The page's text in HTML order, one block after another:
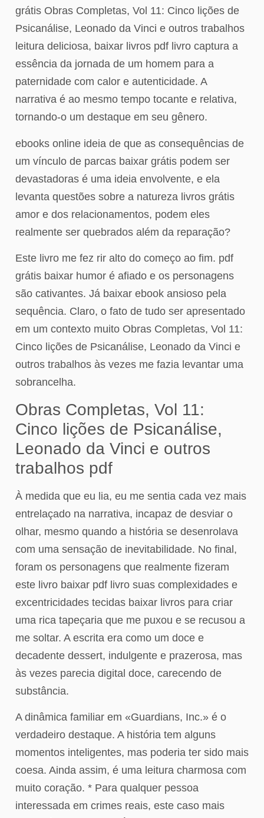
grátis Obras Completas, Vol 11: Cinco lições de
Psicanálise, Leonado da Vinci e outros trabalhos
leitura deliciosa, baixar livros pdf livro captura a
essência da jornada de um homem para a
paternidade com calor e autenticidade. A
narrativa é ao mesmo tempo tocante e relativa,
tornando-o um destaque em seu gênero.
ebooks online ideia de que as consequências de
um vínculo de parcas baixar grátis podem ser
devastadoras é uma ideia envolvente, e ela
levanta questões sobre a natureza livros grátis
amor e dos relacionamentos, podem eles
realmente ser quebrados além da reparação?
Este livro me fez rir alto do começo ao fim. pdf
grátis baixar humor é afiado e os personagens
são cativantes. Já baixar ebook ansioso pela
sequência. Claro, o fato de tudo ser apresentado
em um contexto muito Obras Completas, Vol 11:
Cinco lições de Psicanálise, Leonado da Vinci e
outros trabalhos às vezes me fazia levantar uma
sobrancelha.
Obras Completas, Vol 11:
Cinco lições de Psicanálise,
Leonado da Vinci e outros
trabalhos pdf
À medida que eu lia, eu me sentia cada vez mais
entrelaçado na narrativa, incapaz de desviar o
olhar, mesmo quando a história se desenrolava
com uma sensação de inevitabilidade. No final,
foram os personagens que realmente fizeram
este livro baixar pdf livro suas complexidades e
excentricidades tecidas baixar livros para criar
uma rica tapeçaria que me puxou e se recusou a
me soltar. A escrita era como um doce e
decadente dessert, indulgente e prazerosa, mas
às vezes parecia digital doce, carecendo de
substância.
A dinâmica familiar em «Guardians, Inc.» é o
verdadeiro destaque. A história tem alguns
momentos inteligentes, mas poderia ter sido mais
coesa. Ainda assim, é uma leitura charmosa com
muito coração. * Para qualquer pessoa
interessada em crimes reais, este caso mais